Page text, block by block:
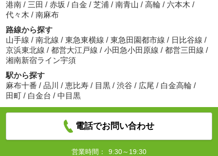
港南 / 三田 / 赤坂 / 白金 / 芝浦 / 南青山 / 高輪 / 六本木 /
代々木 / 南麻布
路線から探す
山手線 / 南北線 / 東急東横線 / 東急田園都市線 / 日比谷線 /
京浜東北線 / 都営大江戸線 / 小田急小田原線 / 都営三田線 /
湘南新宿ライン宇須
駅から探す
麻布十番 / 品川 / 恵比寿 / 目黒 / 渋谷 / 広尾 / 白金高輪 /
田町 / 白金台 / 中目黒
電話でお問い合わせ
営業時間：
9:30～19:30